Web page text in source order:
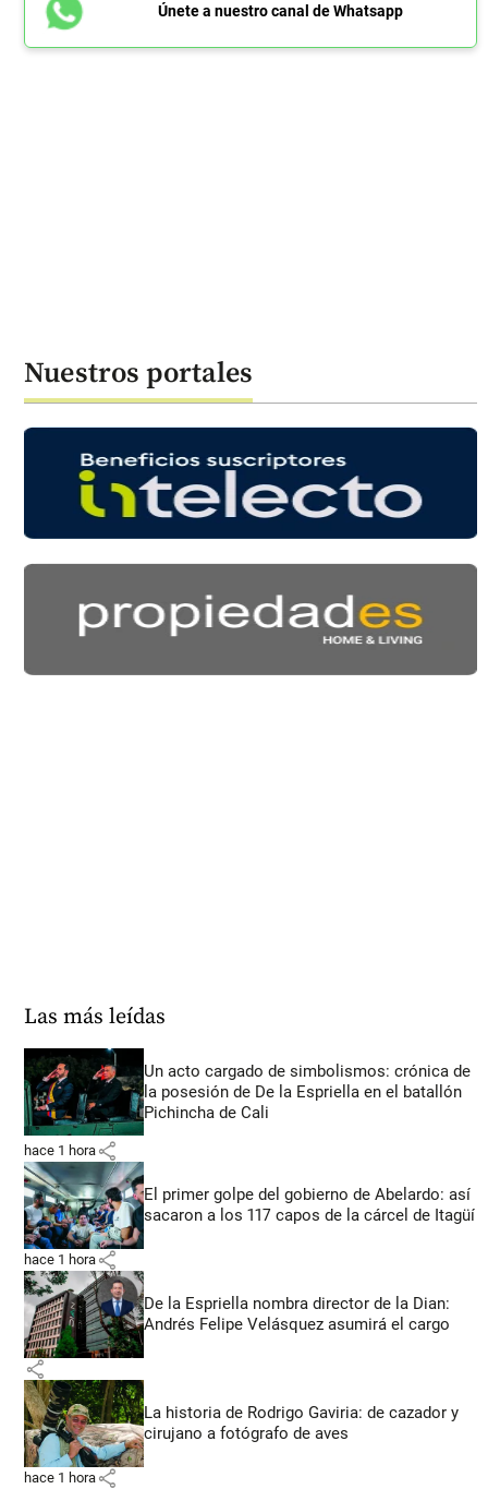
Únete a nuestro canal de Whatsapp
Nuestros portales
Las más leídas
Un acto cargado de simbolismos: crónica de
la posesión de De la Espriella en el batallón
Pichincha de Cali
hace 1 hora share
El primer golpe del gobierno de Abelardo: así
sacaron a los 117 capos de la cárcel de Itagüí
hace 1 hora share
De la Espriella nombra director de la Dian:
Andrés Felipe Velásquez asumirá el cargo
share
La historia de Rodrigo Gaviria: de cazador y
cirujano a fotógrafo de aves
hace 1 hora share